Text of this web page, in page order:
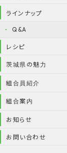
ラインナップ
Q&A
レシピ
茨城県の魅力
組合員紹介
組合案内
お知らせ
お問い合わせ